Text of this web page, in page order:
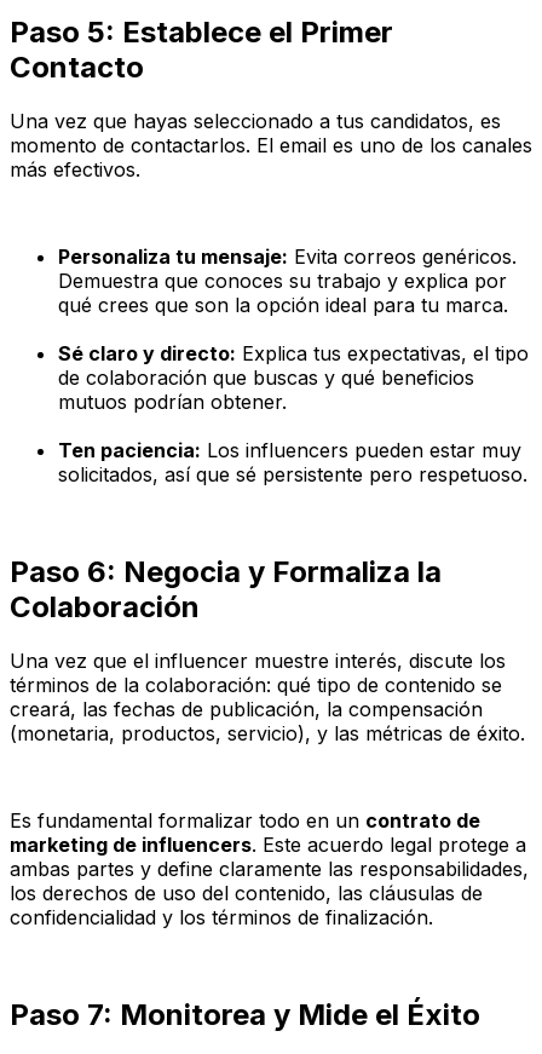
Paso 5: Establece el Primer
Contacto
Una vez que hayas seleccionado a tus candidatos, es
momento de contactarlos. El email es uno de los canales
más efectivos.
Personaliza tu mensaje: Evita correos genéricos.
Demuestra que conoces su trabajo y explica por
qué crees que son la opción ideal para tu marca.
Sé claro y directo: Explica tus expectativas, el tipo
de colaboración que buscas y qué beneficios
mutuos podrían obtener.
Ten paciencia: Los influencers pueden estar muy
solicitados, así que sé persistente pero respetuoso.
Paso 6: Negocia y Formaliza la
Colaboración
Una vez que el influencer muestre interés, discute los
términos de la colaboración: qué tipo de contenido se
creará, las fechas de publicación, la compensación
(monetaria, productos, servicio), y las métricas de éxito.
Es fundamental formalizar todo en un contrato de
marketing de influencers. Este acuerdo legal protege a
ambas partes y define claramente las responsabilidades,
los derechos de uso del contenido, las cláusulas de
confidencialidad y los términos de finalización.
Paso 7: Monitorea y Mide el Éxito